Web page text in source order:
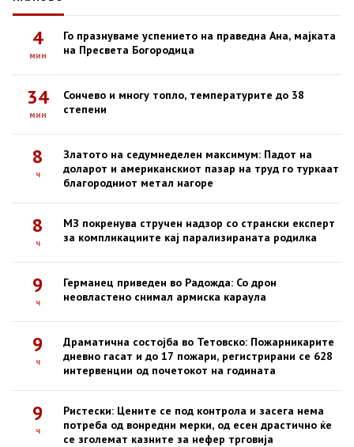
4
мин
Го празнуваме успението на праведна Ана, мајката
на Пресвета Богородица
34
мин
Сончево и многу топло, температурите до 38
степени
8
ч
Златото на седумнеделен максимум: Падот на
доларот и американскиот пазар на труд го туркаат
благородниот метал нагоре
8
ч
МЗ покренува стручен надзор со странски експерт
за компликациите кај парализираната родилка
9
ч
Германец приведен во Радожда: Со дрон
неовластено снимал армиска караула
9
ч
Драматична состојба во Тетовско: Пожарникарите
дневно гасат и до 17 пожари, регистрирани се 628
интервенции од почетокот на годината
9
ч
Ристески: Цените се под контрола и засега нема
потреба од вонредни мерки, од есен драстично ќе
се зголемат казните за нефер трговија